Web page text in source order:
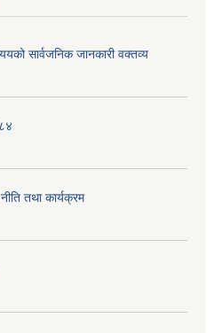
सार्वजनिक जानकारी वक्तव्य
तथा कार्यक्रम